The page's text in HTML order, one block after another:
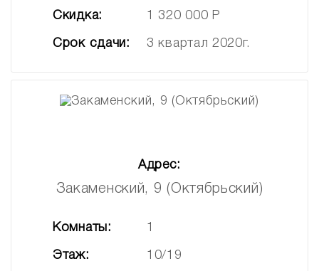
Скидка: 1 320 000 Р
Срок сдачи: 3 квартал 2020г.
Адрес:
Закаменский, 9 (Октябрьский)
Комнаты: 1
Этаж: 10/19